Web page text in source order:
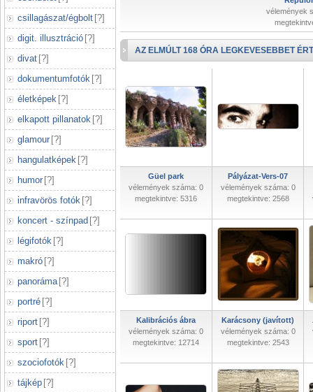
csillagászat/égbolt [?]
digit. illusztráció [?]
divat [?]
dokumentumfotók [?]
életképek [?]
elkapott pillanatok [?]
glamour [?]
hangulatképek [?]
humor [?]
infravörös fotók [?]
koncert - színpad [?]
légifotók [?]
makró [?]
panoráma [?]
portré [?]
riport [?]
sport [?]
szociofotók [?]
tájkép [?]
vélemények
AZ ELMÚLT 168 ÓRA LEGKEVESEBBET
Güel park
vélemények száma: 0
megtekintve: 5316
Pályázat-Vers-07
vélemények száma: 0
megtekintve: 2568
Kalibrációs ábra
vélemények száma: 0
megtekintve: 12714
Karácsony (javított)
vélemények száma: 0
megtekintve: 2543